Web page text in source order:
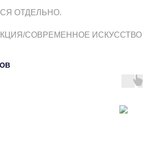
ОТДЕЛЬНО.
СОВРЕМЕННОЕ ИСКУССТВО